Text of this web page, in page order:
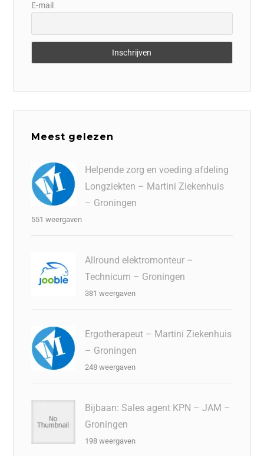
E-mail
Meest gelezen
Helpende zorg en voeding afdeling
Longziekten – Martini Ziekenhuis
– Groningen
551 weergaven
Allround elektromonteur –
Technicum – Groningen
381 weergaven
Ergotherapeut – Martini Ziekenhuis
– Groningen
248 weergaven
Bijbaan: Sales agent KPN – JAM –
Groningen
198 weergaven